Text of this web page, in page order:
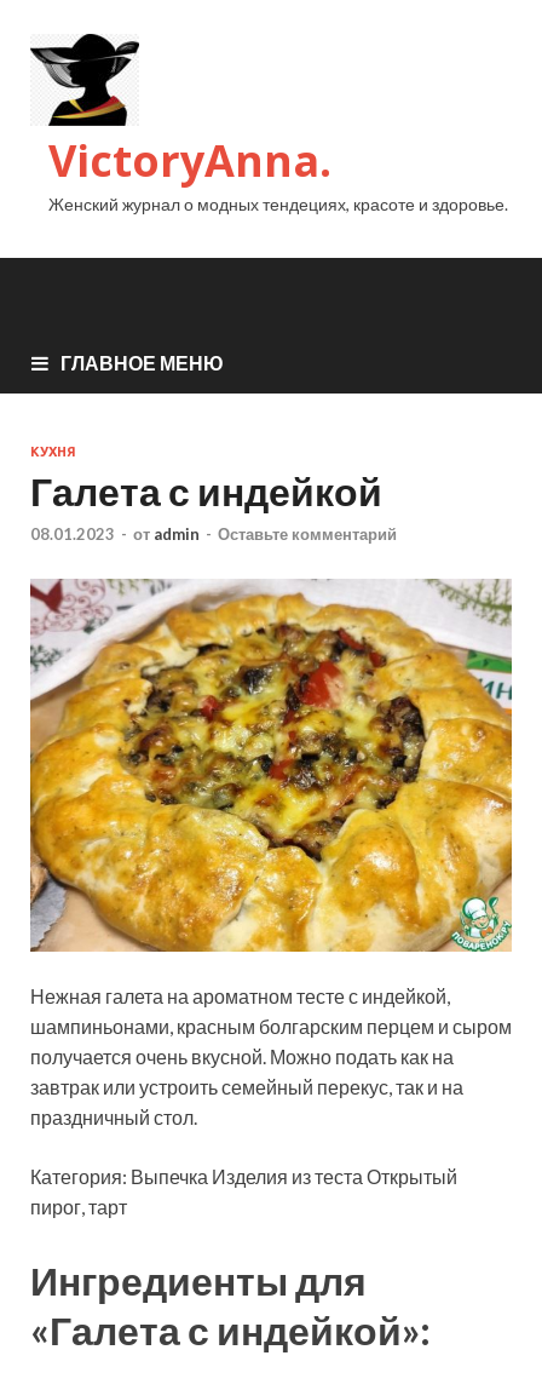
VictoryAnna.
Женский журнал о модных тендециях, красоте и здоровье.
ГЛАВНОЕ МЕНЮ
КУХНЯ
Галета с индейкой
08.01.2023 - от admin - Оставьте комментарий
Нежная галета на ароматном тесте с индейкой,
шампиньонами, красным болгарским перцем и сыром
получается очень вкусной. Можно подать как на
завтрак или устроить семейный перекус, так и на
праздничный стол.
Категория: Выпечка Изделия из теста Открытый
пирог, тарт
Ингредиенты для
«Галета с индейкой»: